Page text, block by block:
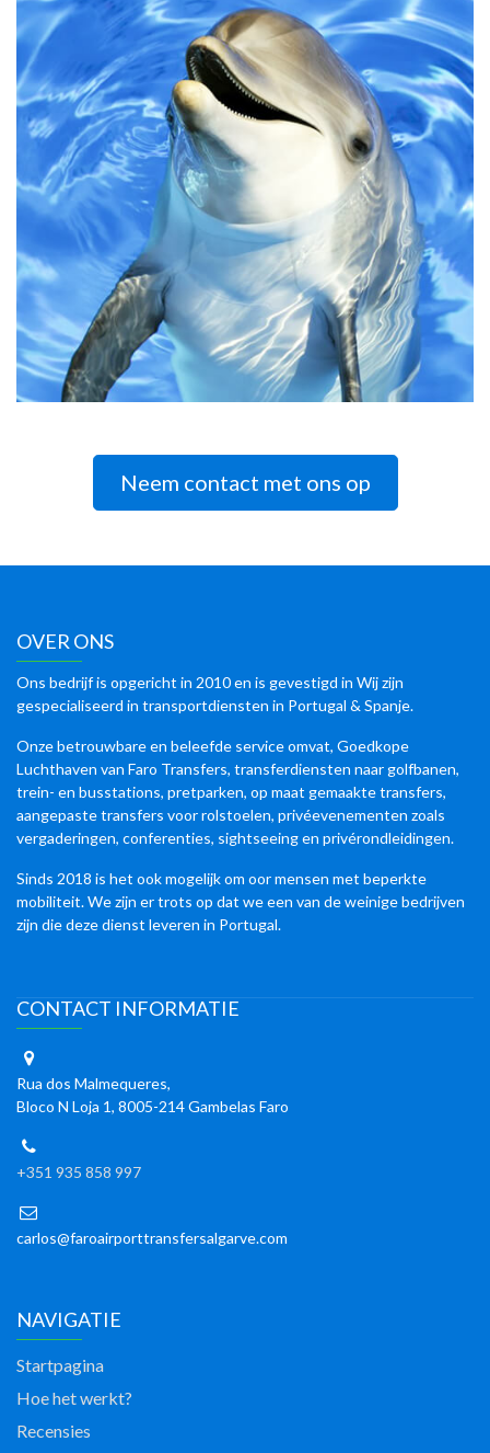
Neem contact met ons op
OVER ONS
Ons bedrijf is opgericht in 2010 en is gevestigd in Wij zijn
gespecialiseerd in transportdiensten in Portugal & Spanje.
Onze betrouwbare en beleefde service omvat, Goedkope
Luchthaven van Faro Transfers, transferdiensten naar golfbanen,
trein- en busstations, pretparken, op maat gemaakte transfers,
aangepaste transfers voor rolstoelen, privéevenementen zoals
vergaderingen, conferenties, sightseeing en privérondleidingen.
Sinds 2018 is het ook mogelijk om oor mensen met beperkte
mobiliteit. We zijn er trots op dat we een van de weinige bedrijven
zijn die deze dienst leveren in Portugal.
CONTACT INFORMATIE
Rua dos Malmequeres,
Bloco N Loja 1, 8005-214 Gambelas Faro
+351 935 858 997
carlos@faroairporttransfersalgarve.com
NAVIGATIE
Startpagina
Hoe het werkt?
Recensies